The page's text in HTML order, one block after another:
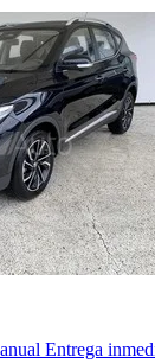
Entrega